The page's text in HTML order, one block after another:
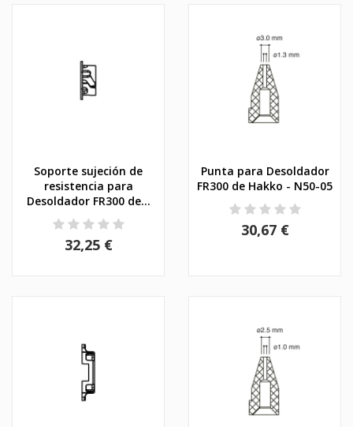
Soporte sujeción de
resistencia para
Desoldador FR300 de...
32,25 €
Punta para Desoldador
FR300 de Hakko - N50-05
30,67 €